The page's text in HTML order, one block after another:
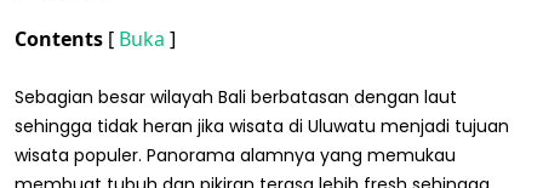
Contents [ Buka ]
Sebagian besar wilayah Bali berbatasan dengan laut
sehingga tidak heran jika wisata di Uluwatu menjadi tujuan
wisata populer. Panorama alamnya yang memukau